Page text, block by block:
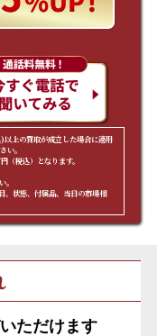
上の買取が成立した場合に適用
い。
（税込）となります。
。
、状態、付属品、当日の市場相
ただけます